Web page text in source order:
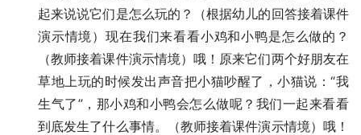
起来说说它们是怎么玩的？（根据幼儿的回答接着课件
演示情境）现在我们来看看小鸡和小鸭是怎么做的？
（教师接着课件演示情境）哦！原来它们两个好朋友在
草地上玩的时候发出声音把小猫吵醒了，小猫说：“我
生气了”，那小鸡和小鸭会怎么做呢？我们一起来看看
到底发生了什么事情。（教师接着课件演示情境）哦！